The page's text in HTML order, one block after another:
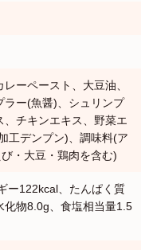
ーペースト、大豆油、
ラー(魚醤)、シュリンプ
チキンエキス、野菜エ
工デンプン)、調味料(ア
・大豆・鶏肉を含む)
ー122kcal、たんぱく質
化物8.0g、食塩相当量1.5